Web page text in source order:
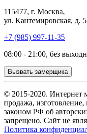
115477, г. Москва,
ул. Кантемировская, д.
+7 (985) 997-11-35
08:00 - 21:00, без
Вызвать замерщика
© 2015-2020. Интернет
продажа,
законом РФ об
запрещено. Сайт не
Политика